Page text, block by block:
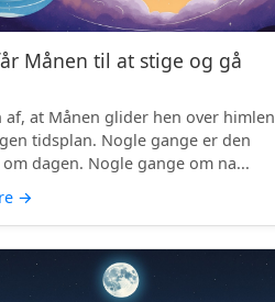
Månen til at stige og gå
af, at Månen glider hen over himlen
tidsplan. Nogle gange er den
dagen. Nogle gange om na...
→